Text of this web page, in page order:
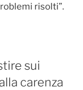
risolti”.
sui
carenza